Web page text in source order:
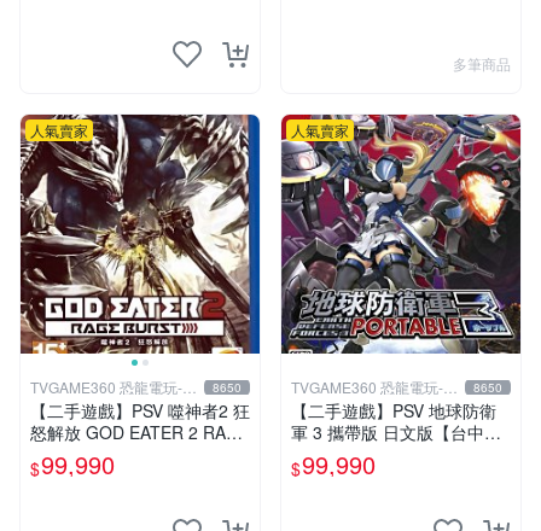
多筆商品
人氣賣家
TVGAME360 恐龍電玩-台
中店
8650
【二手遊戲】PSV 噬神者2 狂
怒解放 GOD EATER 2 RAGE
BURST 中文版【台中恐龍電
玩】
$99,990
人氣賣家
TVGAME360 恐龍電玩-台
中店
8650
【二手遊戲】PSV 地球防衛
軍 3 攜帶版 日文版【台中恐
龍電玩】
$99,990